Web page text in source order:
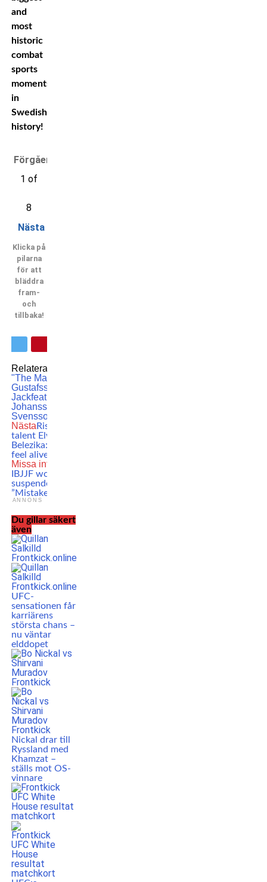
and
most
historic
combat
sports
moments
in
Swedish
history!
Förgående
1 of
8
Nästa
Klicka på
pilarna
för att
bläddra
fram-
och
tillbaka!
Relaterade ämnen:
"The Mauler"
Gustafsson
Jackfeatured
Johansson
Svensson
Nästa Rising heavyweight
talent Elwin ’Bazooka’
Belezika: ”Boxing makes me
feel alive”
Missa inte
IBJJF world champ
suspended by USADA:
”Mistake”
ANNONS
Du gillar säkert
även
UFC-
sensationen får
karriärens
största chans –
nu väntar
elddopet
Nickal drar till
Ryssland med
Khamzat –
ställs mot OS-
vinnare